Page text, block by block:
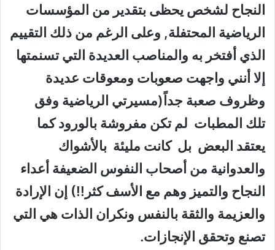
النجاح لشخص يحظى بتقدير من المؤسسات
الرياضية المحتفلة, وعلى الرغم من ذلك التقييم
الذي أفتخر به والمناصب العديدة التي تسنمتها
إلا أنني واجهت صعوبات ومعوقات عديدة
وظروف صعبة جداً(مسيرتي الرياضية وفق
تلك المطبات لم تكن مفروشة بالورود كما
يعتقد البعض بل كانت مليئة بالأشواك
والعدوانية من أصحاب النفوس الضعيفة أعداء
النجاح والتميز وهم مع الأسف كثر!!) إن الإرادة
والعزيمة والثقة بالنفس ونكران الذات هي التي
تصنع وتحقق الإنجازات.